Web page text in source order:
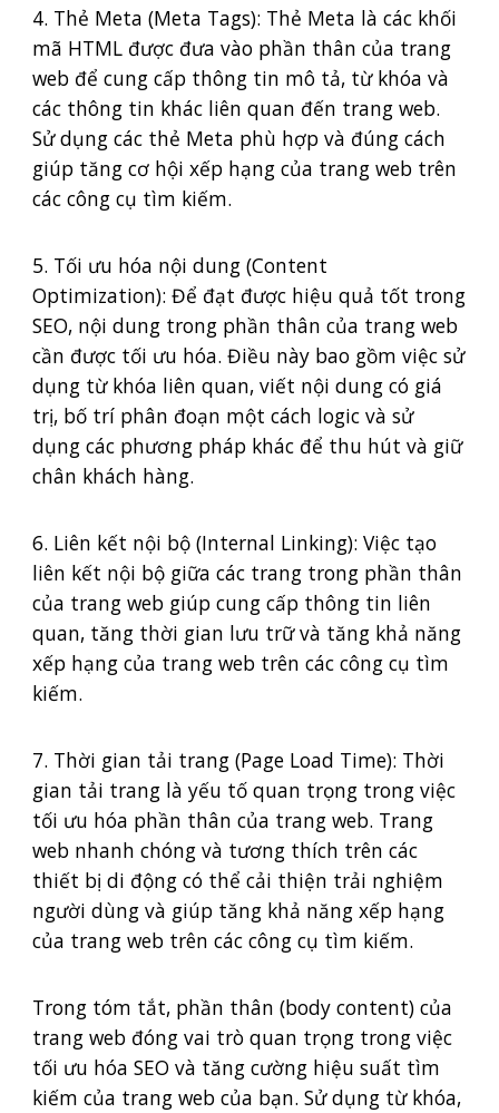
4. Thẻ Meta (Meta Tags): Thẻ Meta là các khối
mã HTML được đưa vào phần thân của trang
web để cung cấp thông tin mô tả, từ khóa và
các thông tin khác liên quan đến trang web.
Sử dụng các thẻ Meta phù hợp và đúng cách
giúp tăng cơ hội xếp hạng của trang web trên
các công cụ tìm kiếm.
5. Tối ưu hóa nội dung (Content
Optimization): Để đạt được hiệu quả tốt trong
SEO, nội dung trong phần thân của trang web
cần được tối ưu hóa. Điều này bao gồm việc sử
dụng từ khóa liên quan, viết nội dung có giá
trị, bố trí phân đoạn một cách logic và sử
dụng các phương pháp khác để thu hút và giữ
chân khách hàng.
6. Liên kết nội bộ (Internal Linking): Việc tạo
liên kết nội bộ giữa các trang trong phần thân
của trang web giúp cung cấp thông tin liên
quan, tăng thời gian lưu trữ và tăng khả năng
xếp hạng của trang web trên các công cụ tìm
kiếm.
7. Thời gian tải trang (Page Load Time): Thời
gian tải trang là yếu tố quan trọng trong việc
tối ưu hóa phần thân của trang web. Trang
web nhanh chóng và tương thích trên các
thiết bị di động có thể cải thiện trải nghiệm
người dùng và giúp tăng khả năng xếp hạng
của trang web trên các công cụ tìm kiếm.
Trong tóm tắt, phần thân (body content) của
trang web đóng vai trò quan trọng trong việc
tối ưu hóa SEO và tăng cường hiệu suất tìm
kiếm của trang web của bạn. Sử dụng từ khóa,